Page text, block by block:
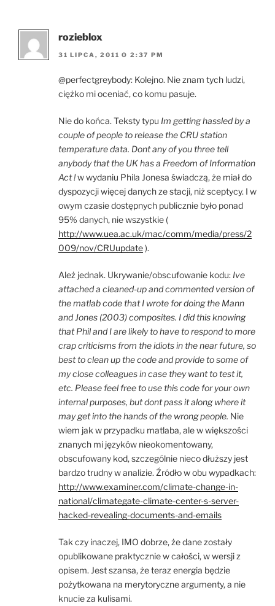
rozieblox
31 LIPCA, 2011 O 2:37 PM
@perfectgreybody: Kolejno. Nie znam tych ludzi,
ciężko mi oceniać, co komu pasuje.
Nie do końca. Teksty typu Im getting hassled by a
couple of people to release the CRU station
temperature data. Dont any of you three tell
anybody that the UK has a Freedom of Information
Act !w wydaniu Phila Jonesa świadczą, że miał do
dyspozycji więcej danych ze stacji, niż sceptycy. I w
owym czasie dostępnych publicznie było ponad
95% danych, nie wszystkie (
http://www.uea.ac.uk/mac/comm/media/press/2
009/nov/CRUupdate).
Ależ jednak. Ukrywanie/obscufowanie kodu: Ive
attached a cleaned-up and commented version of
the matlab code that I wrote for doing the Mann
and Jones (2003) composites. I did this knowing
that Phil and I are likely to have to respond to more
crap criticisms from the idiots in the near future, so
best to clean up the code and provide to some of
my close colleagues in case they want to test it,
etc. Please feel free to use this code for your own
internal purposes, but dont pass it along where it
may get into the hands of the wrong people. Nie
wiem jak w przypadku matlaba, ale w większości
znanych mi języków nieokomentowany,
obscufowany kod, szczególnie nieco dłuższy jest
bardzo trudny w analizie. Źródło w obu wypadkach:
http://www.examiner.com/climate-change-in-
national/climategate-climate-center-s-server-
hacked-revealing-documents-and-emails
Tak czy inaczej, IMO dobrze, że dane zostały
opublikowane praktycznie w całości, w wersji z
opisem. Jest szansa, że teraz energia będzie
pożytkowana na merytoryczne argumenty, a nie
knucie za kulisami.